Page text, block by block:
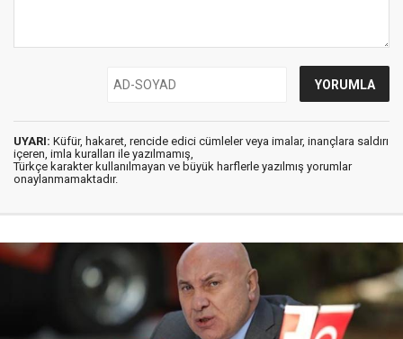
UYARI: Küfür, hakaret, rencide edici cümleler veya imalar, inançlara saldırı
içeren, imla kuralları ile yazılmamış,
Türkçe karakter kullanılmayan ve büyük harflerle yazılmış yorumlar
onaylanmamaktadır.